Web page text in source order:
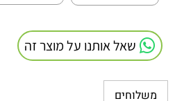
שאל אותנו על מוצר זה
משלוחים